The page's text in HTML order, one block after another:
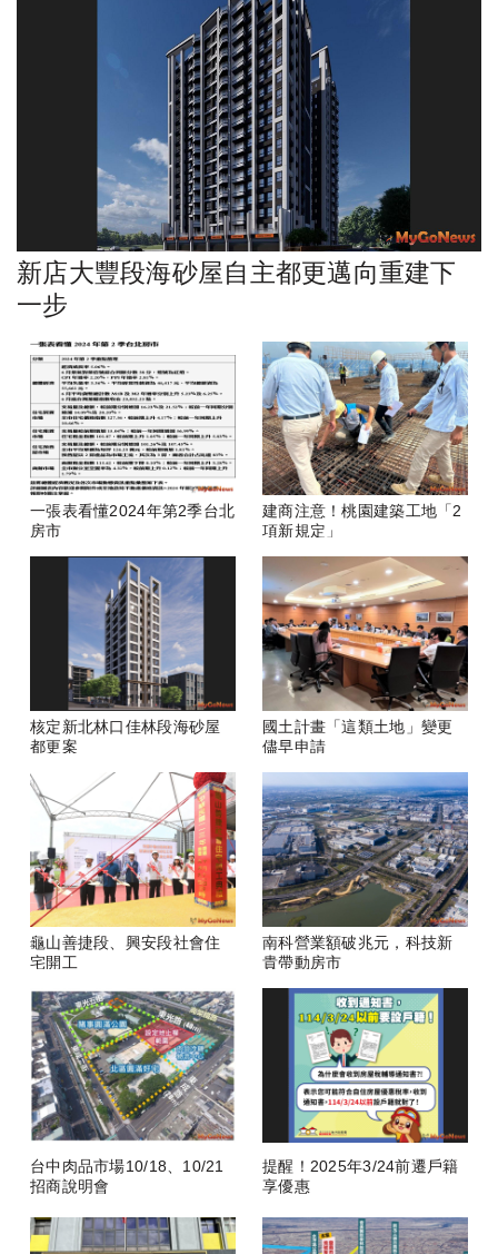
新店大豐段海砂屋自主都更邁向重建下
一步
一張表看懂2024年第2季台北
房市
建商注意！桃園建築工地「2
項新規定」
核定新北林口佳林段海砂屋
都更案
國土計畫「這類土地」變更
儘早申請
龜山善捷段、興安段社會住
宅開工
南科營業額破兆元，科技新
貴帶動房市
台中肉品市場10/18、10/21
招商說明會
提醒！2025年3/24前遷戶籍
享優惠